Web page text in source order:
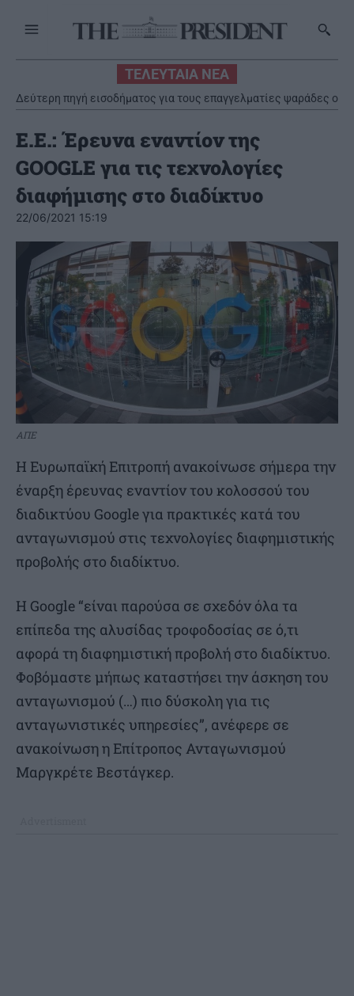
ΤΕΛΕΥΤΑΙΑ ΝΕΑ
Δεύτερη πηγή εισοδήματος για τους επαγγελματίες ψαράδες ο
αλιευτικός τουρισμός
Ε.Ε.: Έρευνα εναντίον της
GOOGLE για τις τεχνολογίες
διαφήμισης στο διαδίκτυο
22/06/2021 15:19
ΑΠΕ
Η Ευρωπαϊκή Επιτροπή ανακοίνωσε σήμερα την
έναρξη έρευνας εναντίον του κολοσσού του
διαδικτύου Google για πρακτικές κατά του
ανταγωνισμού στις τεχνολογίες διαφημιστικής
προβολής στο διαδίκτυο.
Η Google “είναι παρούσα σε σχεδόν όλα τα
επίπεδα της αλυσίδας τροφοδοσίας σε ό,τι
αφορά τη διαφημιστική προβολή στο διαδίκτυο.
Φοβόμαστε μήπως καταστήσει την άσκηση του
ανταγωνισμού (…) πιο δύσκολη για τις
ανταγωνιστικές υπηρεσίες”, ανέφερε σε
ανακοίνωση η Επίτροπος Ανταγωνισμού
Μαργκρέτε Βεστάγκερ.